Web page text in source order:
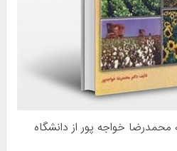
خواجه پور از دانشگاه